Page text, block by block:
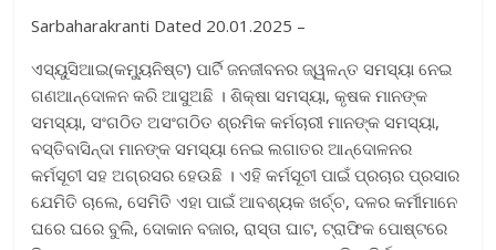
Sarbaharakranti Dated 20.01.2025 –
ଏସ୍‌ୟୁସିଆଇ(କମ୍ୟୁନିଷ୍ଟ) ପାର୍ଟି ଜନଜୀବନର ଜ୍ୱଳନ୍ତ ସମସ୍ୟା ନେଇ
ଗଣଆନ୍ଦୋଳନ କରି ଆସୁଅଛି । ଶିକ୍ଷା ସମସ୍ୟା, କୃଷକ ମାନଙ୍କ
ସମସ୍ୟା, ସଂଗଠିତ ଅସଂଗଠିତ ଶ୍ରମିକ କର୍ମଚାରୀ ମାନଙ୍କ ସମସ୍ୟା,
ବସ୍ତିବାସିନ୍ଦା ମାନଙ୍କ ସମସ୍ୟା ନେଇ ଲଗାତର ଆନ୍ଦୋଳନର
କର୍ମସୂଚୀ ସହ ଅଗ୍ରସର ହେଉଛି । ଏହି କର୍ମସୂଚୀ ପାଇଁ ପ୍ରଚାର ପ୍ରସାର
ଯେମିତି ଚାଲେ, ସେମିତି ଏହା ପାଇଁ ଆବଶ୍ୟକ ଖର୍ଚ୍ଚ, ଦଳର କର୍ମୀମାନେ
ଘରେ ଘରେ ବୁଲି, ଦୋକାନ ବଜାର, ରାସ୍ତା ଘାଟ, ଟ୍ରାଫିକ ପୋଷ୍ଟରେ